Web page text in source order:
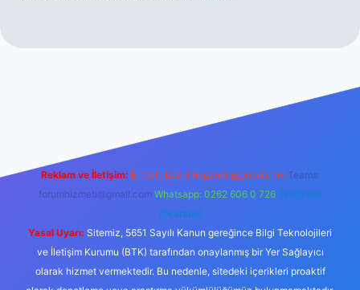
Reklam ve İletişim: E-mail: backlinkpaneli@gmail.com Teams:
forumhizmeti@gmail.com Whatsapp: 0262 606 0 726 Telegram:
@karabul
Yasal Uyarı: Sitemiz, 5651 Sayılı Kanun gereğince Bilgi Teknolojileri
ve İletişim Kurumu (BTK) tarafından onaylanmış bir Yer Sağlayıcı
olarak hizmet vermektedir. Bu nedenle, sitedeki içerikleri proaktif